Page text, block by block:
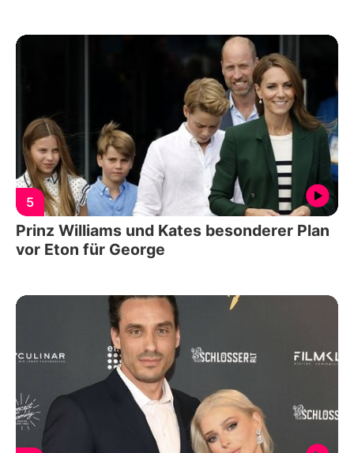
5
Prinz Williams und Kates besonderer Plan
vor Eton für George